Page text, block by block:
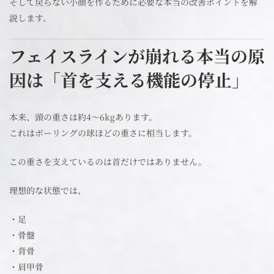
説します。
フェイスラインが崩れる本当の原
因は「首を支える機能の停止」
本来、頭の重さは約4〜6kgあります。
これはボーリングの球ほどの重さに相当します。
この重さを支えているのは首だけではありません。
理想的な状態では、
・足
・骨盤
・背骨
・肩甲骨